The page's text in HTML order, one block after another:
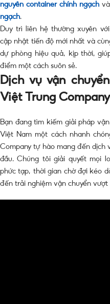
nguyên container chính ngạchvà
ngạch
Duy trì liên hệ thường xuyên
cập nhật tiến độ mới nhất và
dự phòng hiệu quả, kịp thời,
điểm một cách suôn sẻ.
Dịch vụ vận
Việt Trung Company
Bạn đang tìm kiếm giải pháp
Việt Nam một cách nhanh
Company tự hào mang đến dịch
đầu. Chúng tôi giải quyết mọi
phức tạp, thời gian chờ đợi kéo
đến trải nghiệm vận chuyển vượt